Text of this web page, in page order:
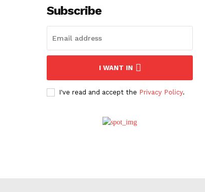
Subscribe
I WANT IN
I've read and accept the Privacy Policy.